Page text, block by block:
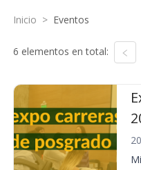
Inicio > Eventos
6 elementos en total: